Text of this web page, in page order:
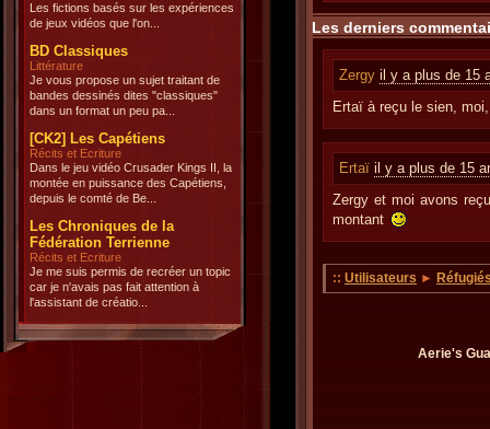
Les fictions basés sur les expériences
de jeux vidéos que l'on...
BD Classiques
Littérature
Je vous propose un sujet traitant de
bandes dessinés dites "classiques"
dans un format un peu pa...
[CK2] Les Capétiens
Récits et Ecriture
Dans le jeu vidéo Crusader Kings II, la
montée en puissance des Capétiens,
depuis le comté de Be...
Les Chroniques de la
Fédération Terrienne
Récits et Ecriture
Je me suis permis de recréer un topic
car je n'avais pas fait attention à
l'assistant de créatio...
Les derniers
Zergy il y a plus de 15
Ertaï à reçu le sien,
Ertaï il y a plus de 15
Zergy et moi avons
montant
:: Utilisateurs ►
Aerie's